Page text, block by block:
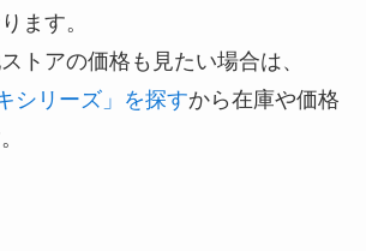
ます。
トアの価格も見たい場合は、
シリーズ」を探すから在庫や価格